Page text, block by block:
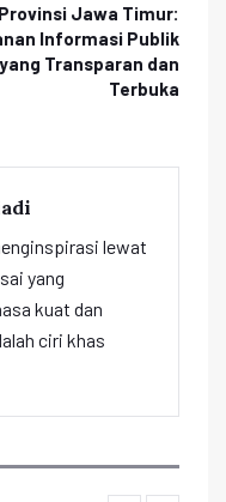
Provinsi Jawa Timur:
Informasi Publik
yang Transparan dan
Terbuka
lewat
yang
kuat dan
ciri khas